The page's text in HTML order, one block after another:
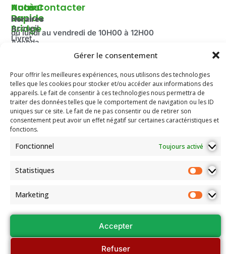
Gérer le consentement
Pour offrir les meilleures expériences, nous utilisons des technologies
telles que les cookies pour stocker et/ou accéder aux informations des
appareils. Le fait de consentir à ces technologies nous permettra de
traiter des données telles que le comportement de navigation ou les ID
uniques sur ce site. Le fait de ne pas consentir ou de retirer son
consentement peut avoir un effet négatif sur certaines caractéristiques et
fonctions.
Fonctionnel Toujours activé
Statistiques
Marketing
Accepter
Refuser
Autour
Du
Bridge
Livret
La
Fédération
Française
de Bridge
Accès
Rapide
Accueil
Agenda
Compétitions
du Comité
Jeunesse
Mentions
Légales
documents
l’association
Générales
régionaux
Nous Contacter
Horaires
du lundi au vendredi de 10H00 à 12H00
100 route de Paris
69260 Charbonnières-les-Bains
Email: secretariat.colybridge@gmail.com
Tél: 04 78 42 10 89